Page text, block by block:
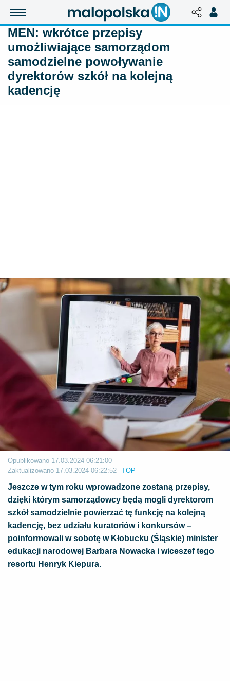
MEN: wkrótce przepisy
umożliwiające samorządom
samodzielne powoływanie
dyrektorów szkół na kolejną
kadencję
Opublikowano 17.03.2024 06:21:00
Zaktualizowano 17.03.2024 06:22:52 TOP
Jeszcze w tym roku wprowadzone zostaną przepisy,
dzięki którym samorządowcy będą mogli dyrektorom
szkół samodzielnie powierzać tę funkcję na kolejną
kadencję, bez udziału kuratoriów i konkursów –
poinformowali w sobotę w Kłobucku (Śląskie) minister
edukacji narodowej Barbara Nowacka i wiceszef tego
resortu Henryk Kiepura.